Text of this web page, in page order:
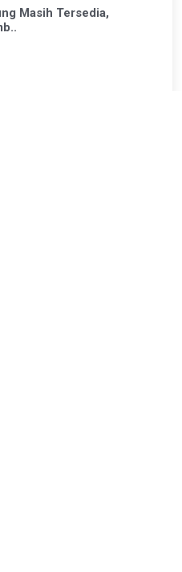
Masih Tersedia,